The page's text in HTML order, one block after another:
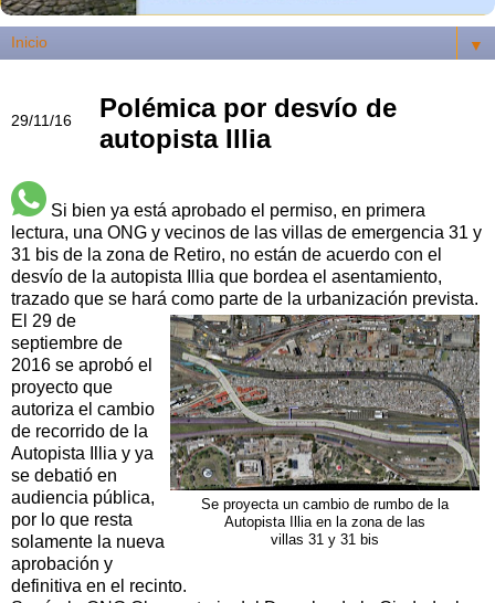
▼
29/11/16
Polémica por desvío de
autopista Illia
Si bien ya está aprobado el permiso, en primera
lectura, una ONG y vecinos de las villas de emergencia 31 y
31 bis de la zona de Retiro, no están de acuerdo con el
desvío de la autopista Illia que bordea el asentamiento,
trazado que se hará como parte de la urbanización prevista.
Se proyecta un cambio de rumbo de la
Autopista Illia en la zona de las
villas 31 y 31 bis
El 29 de
septiembre de
2016 se aprobó el
proyecto que
autoriza el cambio
de recorrido de la
Autopista Illia y ya
se debatió en
audiencia pública,
por lo que resta
solamente la nueva
aprobación y
definitiva en el recinto.